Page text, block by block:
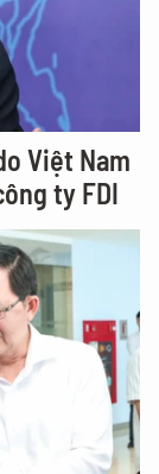
Việt Nam
ty FDI